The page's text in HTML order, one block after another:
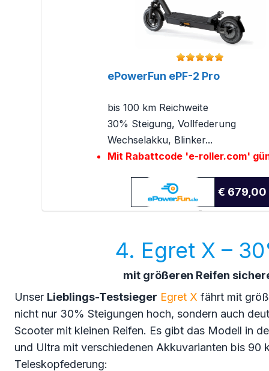
ePowerFun ePF-2 Pro
bis 100 km Reichweite
30% Steigung, Vollfederung
Wechselakku, Blinker...
Mit Rabattcode 'e-roller.com'
€ 679,00
4. Egret X –
mit größeren Reifen
Unser Lieblings-Testsieger Egret X fährt mit
nicht nur 30% Steigungen hoch, sondern auch
Scooter mit kleinen Reifen. Es gibt das Modell in
und Ultra mit verschiedenen Akkuvarianten bis 90
Teleskopfederung: